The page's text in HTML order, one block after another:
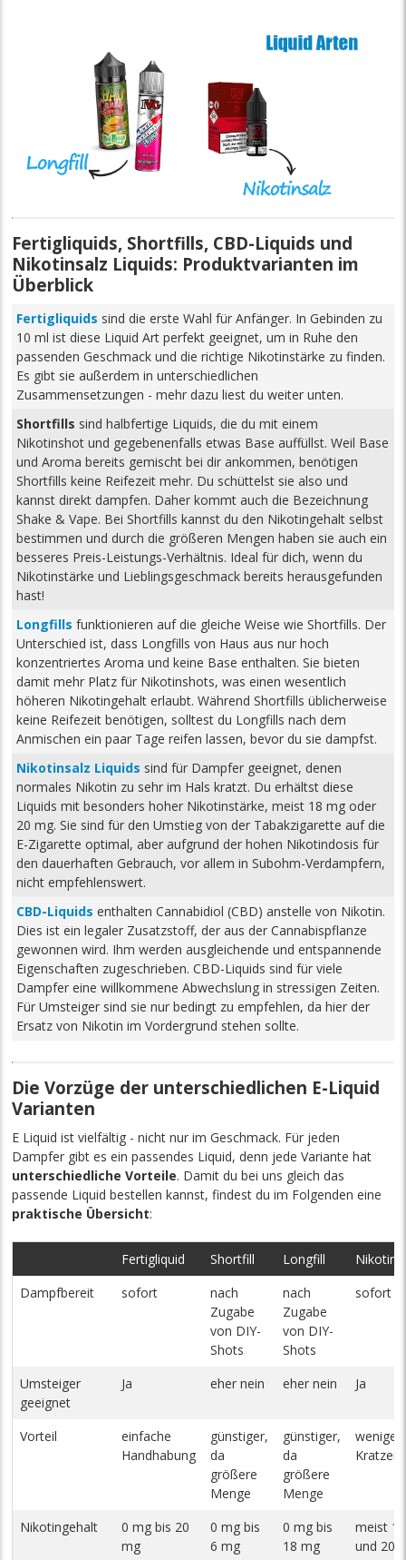
Fertigliquids, Shortfills, CBD-Liquids und
Nikotinsalz Liquids: Produktvarianten im
Überblick
Fertigliquids sind die erste Wahl für Anfänger. In Gebinden zu
10 ml ist diese Liquid Art perfekt geeignet, um in Ruhe den
passenden Geschmack und die richtige Nikotinstärke zu finden.
Es gibt sie außerdem in unterschiedlichen
Zusammensetzungen - mehr dazu liest du weiter unten.
Shortfills sind halbfertige Liquids, die du mit einem
Nikotinshot und gegebenenfalls etwas Base auffüllst. Weil Base
und Aroma bereits gemischt bei dir ankommen, benötigen
Shortfills keine Reifezeit mehr. Du schüttelst sie also und
kannst direkt dampfen. Daher kommt auch die Bezeichnung
Shake & Vape. Bei Shortfills kannst du den Nikotingehalt selbst
bestimmen und durch die größeren Mengen haben sie auch ein
besseres Preis-Leistungs-Verhältnis. Ideal für dich, wenn du
Nikotinstärke und Lieblingsgeschmack bereits herausgefunden
hast!
Longfills funktionieren auf die gleiche Weise wie Shortfills. Der
Unterschied ist, dass Longfills von Haus aus nur hoch
konzentriertes Aroma und keine Base enthalten. Sie bieten
damit mehr Platz für Nikotinshots, was einen wesentlich
höheren Nikotingehalt erlaubt. Während Shortfills üblicherweise
keine Reifezeit benötigen, solltest du Longfills nach dem
Anmischen ein paar Tage reifen lassen, bevor du sie dampfst.
Nikotinsalz Liquids sind für Dampfer geeignet, denen
normales Nikotin zu sehr im Hals kratzt. Du erhältst diese
Liquids mit besonders hoher Nikotinstärke, meist 18 mg oder
20 mg. Sie sind für den Umstieg von der Tabakzigarette auf die
E-Zigarette optimal, aber aufgrund der hohen Nikotindosis für
den dauerhaften Gebrauch, vor allem in Subohm-Verdampfern,
nicht empfehlenswert.
CBD-Liquids enthalten Cannabidiol (CBD) anstelle von Nikotin.
Dies ist ein legaler Zusatzstoff, der aus der Cannabispflanze
gewonnen wird. Ihm werden ausgleichende und entspannende
Eigenschaften zugeschrieben. CBD-Liquids sind für viele
Dampfer eine willkommene Abwechslung in stressigen Zeiten.
Für Umsteiger sind sie nur bedingt zu empfehlen, da hier der
Ersatz von Nikotin im Vordergrund stehen sollte.
Die Vorzüge der unterschiedlichen E-Liquid
Varianten
E Liquid ist vielfältig - nicht nur im Geschmack. Für jeden
Dampfer gibt es ein passendes Liquid, denn jede Variante hat
unterschiedliche Vorteile. Damit du bei uns gleich das
passende Liquid bestellen kannst, findest du im Folgenden eine
praktische Übersicht:
Fertigliquid Shortfill Longfill
Dampfbereit
sofort
nach
Zugabe
von DIY-
Shots
nach
Zugabe
von DIY-
Shots
sofort
Umsteiger
geeignet
Ja eher nein eher nein Ja
Vorteil
einfache
Handhabung
günstiger,
da
größere
Menge
günstiger,
da
größere
Menge
weniger
Kratzen
Nikotingehalt
0 mg bis 20
mg
0 mg bis
6 mg
0 mg bis
18 mg
meist
und 20